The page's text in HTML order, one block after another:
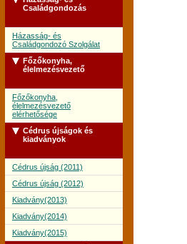
Családgondozás
Házasság- és
Családgondozó Szolgálat
Főzőkonyha,
élelmezésvezető
Főzőkonyha,
élelmezésvezető
elérhetősége
Cédrus újságok és
kiadványok
Cédrus újság (2011)
Cédrus újság (2012)
Kiadvány(2013)
Kiadvány(2014)
Kiadvány(2015)